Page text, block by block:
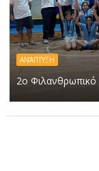
ΑΝΆΠΤΥΞΗ
2ο